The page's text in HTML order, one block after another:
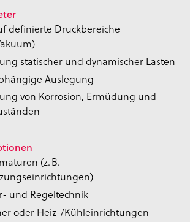
definierte Druckbereiche
statischer und dynamischer Lasten
Auslegung
von Korrosion, Ermüdung und
(z. B.
und Regeltechnik
oder Heiz-/Kühleinrichtungen